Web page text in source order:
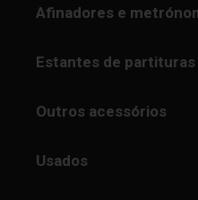
Afinadores e
Estantes de partituras
Outros acessórios
Usados